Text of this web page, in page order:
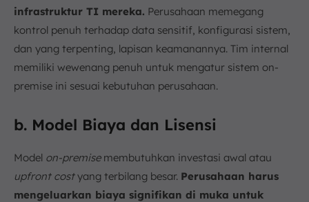
infrastruktur TI mereka. Perusahaan memegang
kontrol penuh terhadap data sensitif, konfigurasi sistem,
dan yang terpenting, lapisan keamanannya. Tim internal
memiliki wewenang penuh untuk mengatur sistem on-
premise ini sesuai kebutuhan perusahaan.
b. Model Biaya dan Lisensi
Model on-premisemembutuhkan investasi awal atau
upfront costyang terbilang besar. Perusahaan harus
mengeluarkan biaya signifikan di muka untuk